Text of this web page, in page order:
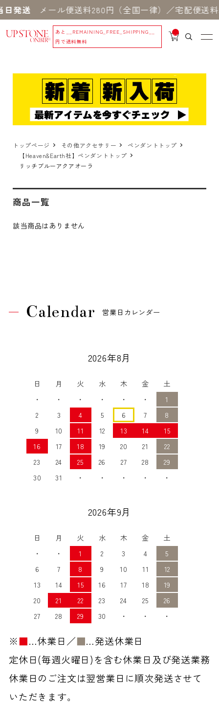
発送メール便送料280円（全国一律）／宅配便送
あと
__REMAINING_FREE_SHIPPING__
円で送料無料
__
IT
_
トップページ その他アクセサリー
ペンダントトップ
【Heaven&Earth社】ペンダントトップ
リッチブルーアクアオーラ
商品一覧
該当商品はありません
Calendar 営業日カレンダー
2026年8月
日 月 火 水 木 金
土
・
・ ・ ・ ・ ・
1
2
3 4 5 6 7
8
9
10 11 12 13 14
15
16
17 18 19 20 21
22
23
24 25 26 27 28
29
30
31 ・ ・ ・ ・ ・
2026年9月
日 月 火 水 木 金
土
・
・ 1 2 3 4
5
6
7 8 9 10 11
12
13
14 15 16 17 18
19
20
21 22 23 24 25
26
27
28 29 30 ・ ・ ・
※■…休業日／■…発送休業日
定休日(毎週火曜日)を含む休業日及び発送業務
休業日のご注文は翌営業日に順次発送させて
いただきます。